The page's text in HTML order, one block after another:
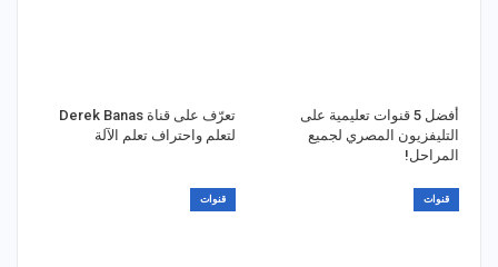
أفضل 5 قنوات تعليمية على
التليفزيون المصري لجميع
المراحل!
تعرّف على قناة Derek Banas
لتعلم واحتراف تعلم الآلة
قنوات قنوات